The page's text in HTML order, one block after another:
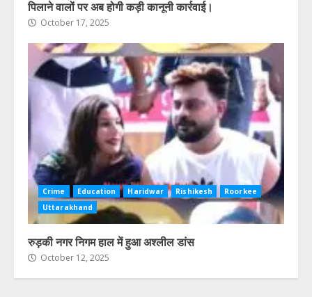
पिलाने वालों पर अब होगी कड़ी कानूनी कार्रवाई।
October 17, 2025
Crime Education Haridwar Rishikesh
Roorkee
Uttarakhand
रुड़की नगर निगम हाल में हुआ अश्लील डांस
October 12, 2025